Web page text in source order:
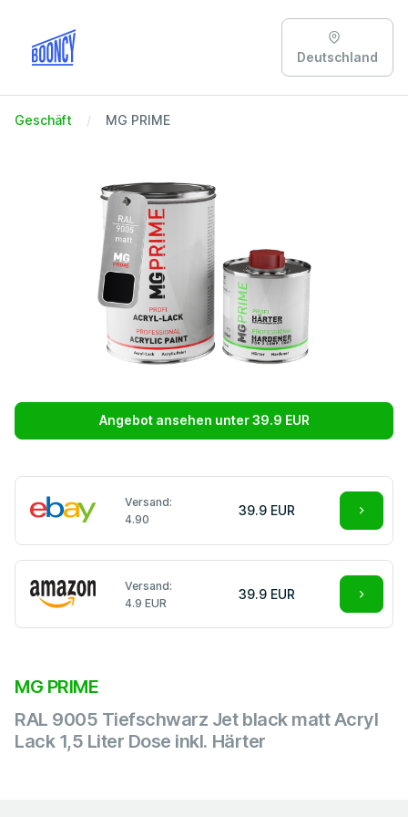
Deutschland
Geschäft MG PRIME
Angebot ansehen unter 39.9 EUR
Versand:
4.90
39.9 EUR
Versand:
4.9 EUR
39.9 EUR
MG PRIME
RAL 9005 Tiefschwarz Jet black matt Acryl
Lack 1,5 Liter Dose inkl. Härter